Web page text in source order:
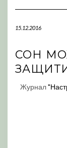
15.12.2016
СОН
Журнал